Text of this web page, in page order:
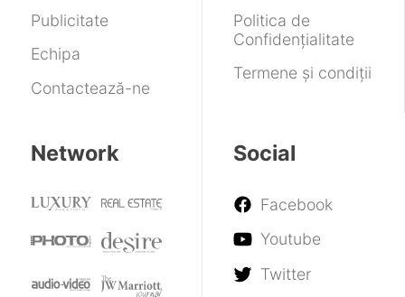
Publicitate
Echipa
Contactează-ne
Politica de
Confidențialitate
Termene și condiții
Network Social
Facebook
Youtube
Twitter